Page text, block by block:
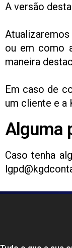
A versão
Atualizaremos
ou em como
maneira
Em caso de
um cliente e a
Alguma
Caso tenha